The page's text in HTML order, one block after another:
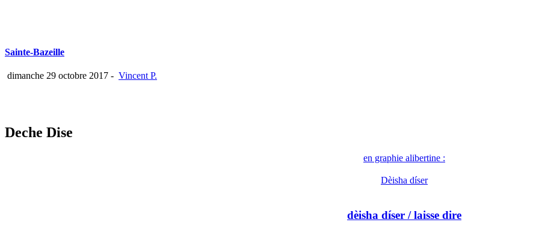
Sainte-Bazeille
dimanche 29 octobre 2017 - Vincent P.
Deche Dise
en graphie alibertine :
Dèisha díser
dèisha díser / laisse dire